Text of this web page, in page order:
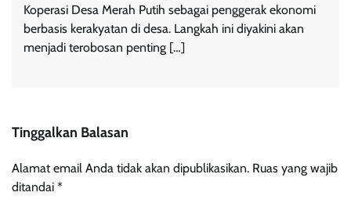
Koperasi Desa Merah Putih sebagai penggerak ekonomi
berbasis kerakyatan di desa. Langkah ini diyakini akan
menjadi terobosan penting […]
Tinggalkan Balasan
Alamat email Anda tidak akan dipublikasikan. Ruas yang wajib
ditandai *